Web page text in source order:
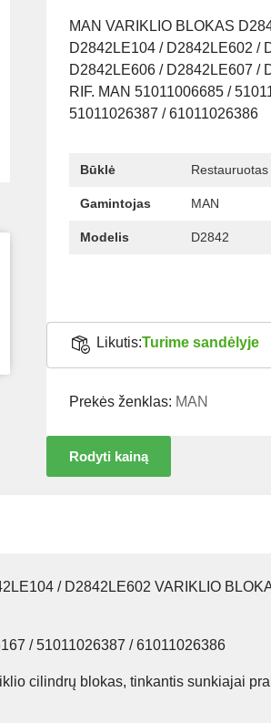
MAN VARIKLIO BLOKAS
D2842LE104 / D2842LE602 /
D2842LE606 / D2842LE607 /
RIF. MAN 51011006685 /
51011026387 / 61011026386
Būklė Restauruotas
Gamintojas MAN
Modelis D2842
Likutis:Turime sandėlyje
Prekės ženklas: MAN
Rodyti kainą
/ D2842LE602 VARIKLIO
/ 51011026387 / 61011026386
cilindrų blokas, tinkantis sunkiajai